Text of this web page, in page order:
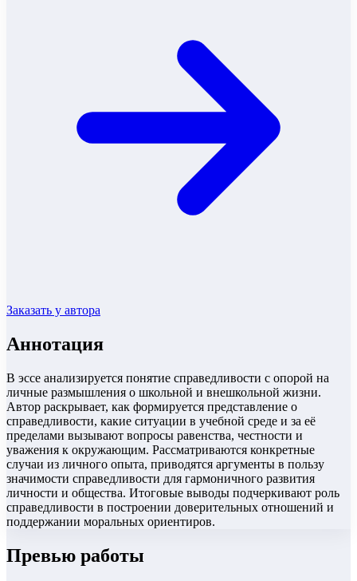
Заказать у автора
Аннотация
В эссе анализируется понятие справедливости с опорой на
личные размышления о школьной и внешкольной жизни.
Автор раскрывает, как формируется представление о
справедливости, какие ситуации в учебной среде и за её
пределами вызывают вопросы равенства, честности и
уважения к окружающим. Рассматриваются конкретные
случаи из личного опыта, приводятся аргументы в пользу
значимости справедливости для гармоничного развития
личности и общества. Итоговые выводы подчеркивают роль
справедливости в построении доверительных отношений и
поддержании моральных ориентиров.
Превью работы